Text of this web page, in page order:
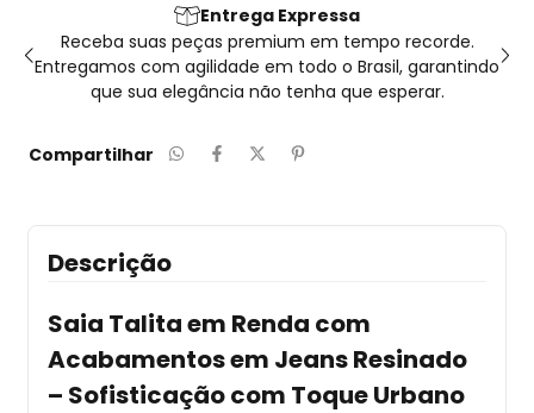
Entrega Expressa
Receba suas peças premium em tempo recorde.
Entregamos com agilidade em todo o Brasil, garantindo
que sua elegância não tenha que esperar.
Compartilhar
Descrição
Saia Talita em Renda com
Acabamentos em Jeans Resinado
– Sofisticação com Toque Urbano